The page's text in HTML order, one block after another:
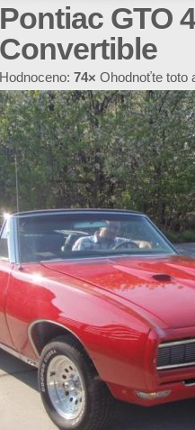
Pontiac GTO
Convertible
Hodnoceno: 74× Ohodnoťte toto